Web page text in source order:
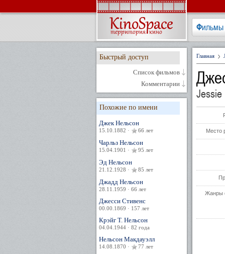
Фильмы
Быстрый доступ
Список фильмов
Комментарии
Похожие по имени
Джек Нельсон
15.10.1882 · 66 лет
Чарльз Нельсон
15.04.1901 · 95 лет
Эд Нельсон
21.12.1928 · 85 лет
Джадд Нельсон
28.11.1959 · 66 лет
Джесси Стивенс
00.00.1869 · 157 лет
Крэйг Т. Нельсон
04.04.1944 · 82 года
Нельсон Макдауэлл
14.08.1870 · 77 лет
Главная
Jessie
Место
Жанры